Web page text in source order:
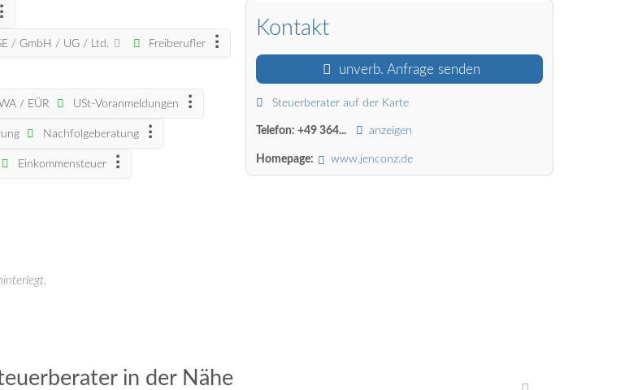
/ GmbH / UG / Ltd. Freiberufler
/ EÜR USt-Voranmeldungen
Nachfolgeberatung
Einkommensteuer
Kontakt
unverb. Anfrage senden
Steuerberater auf der Karte
Telefon:+49 364... anzeigen
Homepage: www.jenconz.de
in der Nähe